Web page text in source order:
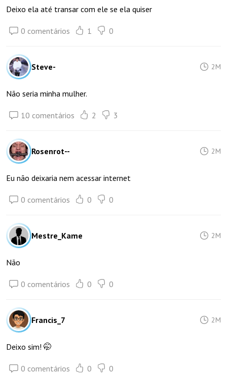
Deixo ela até transar com ele se ela quiser
0 comentários 1 0
Steve- 2M
Não seria minha mulher.
10 comentários 2 3
Rosenrot-- 2M
Eu não deixaria nem acessar internet
0 comentários 0 0
Mestre_Kame 2M
Não
0 comentários 0 0
Francis_7 2M
Deixo sim! 🤭
0 comentários 0 0